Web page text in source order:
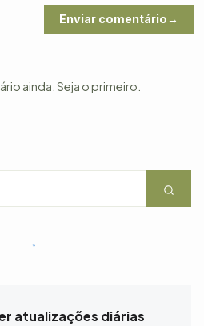
Enviar comentário
ainda. Seja o primeiro.
atualizações diárias